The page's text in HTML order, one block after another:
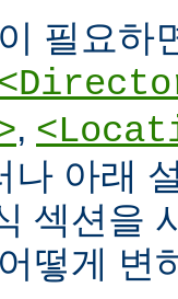
필요하
,
나 아래
섹션을
떻게 변